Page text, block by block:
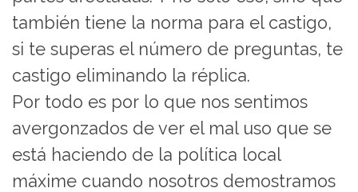
también tiene la norma para el castigo,
si te superas el número de preguntas, te
castigo eliminando la réplica.
Por todo es por lo que nos sentimos
avergonzados de ver el mal uso que se
está haciendo de la política local
máxime cuando nosotros demostramos